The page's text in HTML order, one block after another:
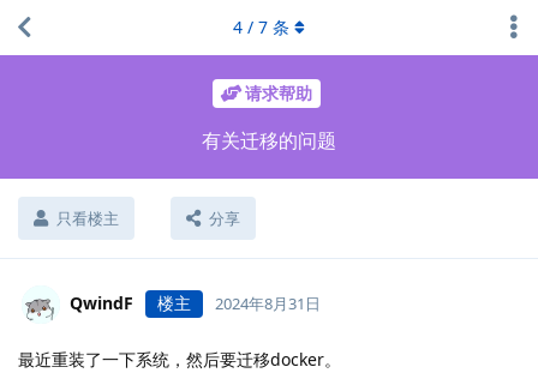
请求帮助
有关迁移的问题
只看楼主 分享
4 / 7 条
QwindF 楼主 2024年8月31日
最近重装了一下系统，然后要迁移docker。